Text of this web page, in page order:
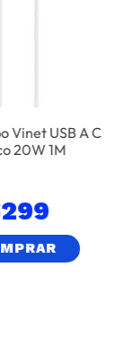
Vinet USB A C
20W 1M
299